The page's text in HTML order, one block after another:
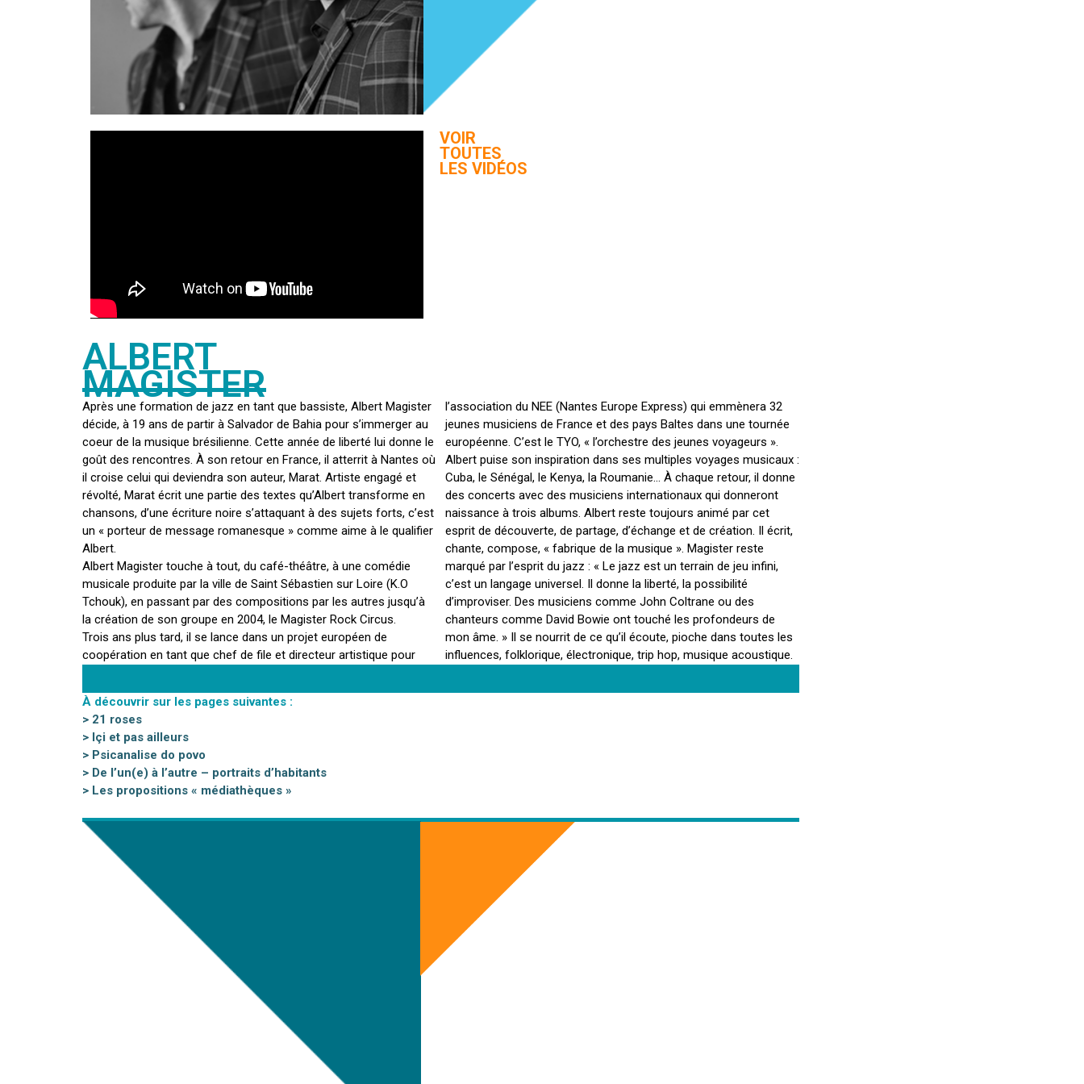
VOIR
TOUTES
LES VIDÉOS
ALBERT
MAGISTER
Après une formation de jazz en tant que bassiste, Albert Magister
décide, à 19 ans de partir à Salvador de Bahia pour s’immerger au
coeur de la musique brésilienne. Cette année de liberté lui donne le
goût des rencontres. À son retour en France, il atterrit à Nantes où
il croise celui qui deviendra son auteur, Marat. Artiste engagé et
révolté, Marat écrit une partie des textes qu’Albert transforme en
chansons, d’une écriture noire s’attaquant à des sujets forts, c’est
un « porteur de message romanesque » comme aime à le qualifier
Albert.
Albert Magister touche à tout, du café-théâtre, à une comédie
musicale produite par la ville de Saint Sébastien sur Loire (K.O
Tchouk), en passant par des compositions par les autres jusqu’à
la création de son groupe en 2004, le Magister Rock Circus.
Trois ans plus tard, il se lance dans un projet européen de
coopération en tant que chef de file et directeur artistique pour
l’association du NEE (Nantes Europe Express) qui emmènera 32
jeunes musiciens de France et des pays Baltes dans une tournée
européenne. C’est le TYO, « l’orchestre des jeunes voyageurs ».
Albert puise son inspiration dans ses multiples voyages musicaux :
Cuba, le Sénégal, le Kenya, la Roumanie… À chaque retour, il donne
des concerts avec des musiciens internationaux qui donneront
naissance à trois albums. Albert reste toujours animé par cet
esprit de découverte, de partage, d’échange et de création. Il écrit,
chante, compose, « fabrique de la musique ». Magister reste
marqué par l’esprit du jazz : « Le jazz est un terrain de jeu infini,
c’est un langage universel. Il donne la liberté, la possibilité
d’improviser. Des musiciens comme John Coltrane ou des
chanteurs comme David Bowie ont touché les profondeurs de
mon âme. » Il se nourrit de ce qu’il écoute, pioche dans toutes les
influences, folklorique, électronique, trip hop, musique acoustique.
À découvrir sur les pages suivantes :
> 21 roses
> Içi et pas ailleurs
> Psicanalise do povo
> De l’un(e) à l’autre – portraits d’habitants
> Les propositions « médiathèques »